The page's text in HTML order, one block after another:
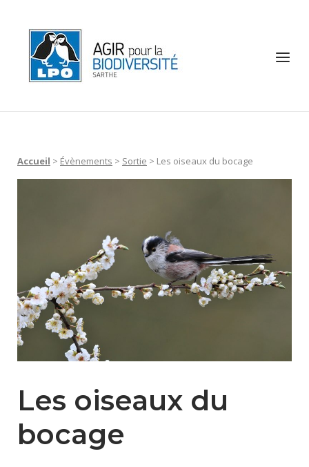
content
Menu
Accueil > Évènements > Sortie > Les oiseaux du bocage
Les oiseaux du
bocage